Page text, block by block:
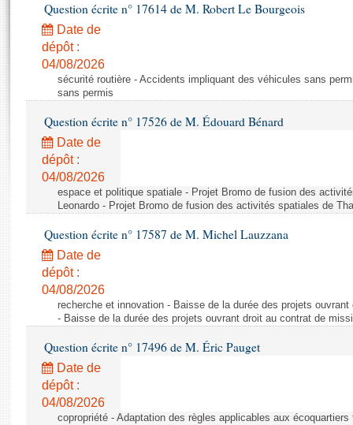
Projets de loi
Propositions de loi
Amendements
Textes adoptés
Rapports législatifs
Rapports sur l'application des lois
Baromètre de l’application des lois
Dossiers législatifs
Budget et sécurité sociale
Questions écrites et orales
Comptes rendus des débats
Histoire
Juniors
Anciennes législatures
Contacts et plan d'accès
Photos libres de droit
Question écrite n° 17614 de M. Robert Le Bourgeois
Date de
dépôt :
04/08/2026
sécurité routière - Accidents impliquant des véhicules sans
sans permis
Question écrite n° 17526 de M. Édouard Bénard
Date de
dépôt :
04/08/2026
espace et politique spatiale - Projet Bromo de fusion des
Leonardo - Projet Bromo de fusion des activités spatiales de
Question écrite n° 17587 de M. Michel Lauzzana
Date de
dépôt :
04/08/2026
recherche et innovation - Baisse de la durée des projets
- Baisse de la durée des projets ouvrant droit au contrat de
Question écrite n° 17496 de M. Éric Pauget
Date de
dépôt :
04/08/2026
copropriété - Adaptation des règles applicables aux